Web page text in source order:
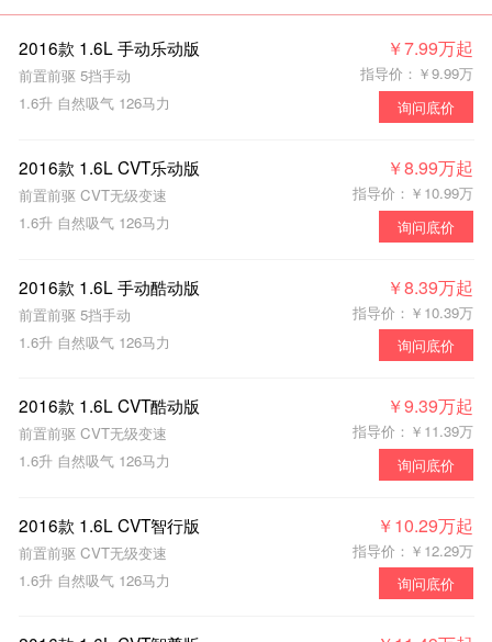
2016款 1.6L 手动乐动版
前置前驱 5挡手动
1.6升 自然吸气 126马力
￥7.99万起
指导价：￥9.99万
询问底价
2016款 1.6L CVT乐动版
前置前驱 CVT无级变速
1.6升 自然吸气 126马力
￥8.99万起
指导价：￥10.99万
询问底价
2016款 1.6L 手动酷动版
前置前驱 5挡手动
1.6升 自然吸气 126马力
￥8.39万起
指导价：￥10.39万
询问底价
2016款 1.6L CVT酷动版
前置前驱 CVT无级变速
1.6升 自然吸气 126马力
￥9.39万起
指导价：￥11.39万
询问底价
2016款 1.6L CVT智行版
前置前驱 CVT无级变速
1.6升 自然吸气 126马力
￥10.29万起
指导价：￥12.29万
询问底价